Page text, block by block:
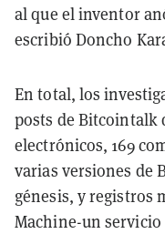
al que el inventor
escribió Doncho
En total, los
posts de Bitcointalk
electrónicos, 169
varias versiones de
génesis, y registros
Machine-un